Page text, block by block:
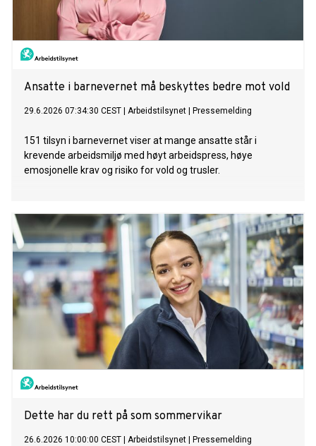
Ansatte i barnevernet må beskyttes bedre mot vold
29.6.2026 07:34:30 CEST Arbeidstilsynet Pressemelding
151 tilsyn i barnevernet viser at mange ansatte står i
krevende arbeidsmiljø med høyt arbeidspress, høye
emosjonelle krav og risiko for vold og trusler.
Dette har du rett på som sommervikar
26.6.2026 10:00:00 CEST Arbeidstilsynet Pressemelding